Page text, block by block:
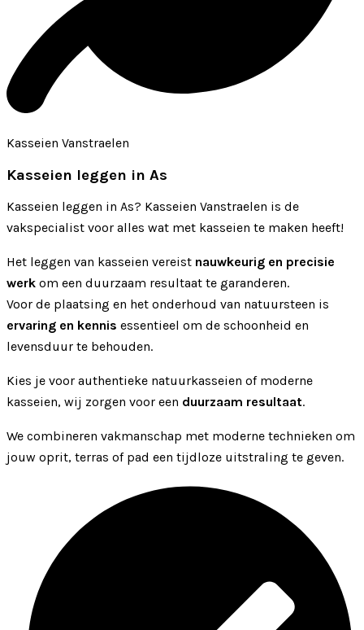
Kasseien Vanstraelen
Kasseien leggen in As
Kasseien leggen in As? Kasseien Vanstraelen is de
vakspecialist voor alles wat met kasseien te maken heeft!
Het leggen van kasseien vereist nauwkeurig en precisie
werk om een duurzaam resultaat te garanderen.
Voor de plaatsing en het onderhoud van natuursteen is
ervaring en kennis essentieel om de schoonheid en
levensduur te behouden.
Kies je voor authentieke natuurkasseien of moderne
kasseien, wij zorgen voor een duurzaam resultaat.
We combineren vakmanschap met moderne technieken om
jouw oprit, terras of pad een tijdloze uitstraling te geven.